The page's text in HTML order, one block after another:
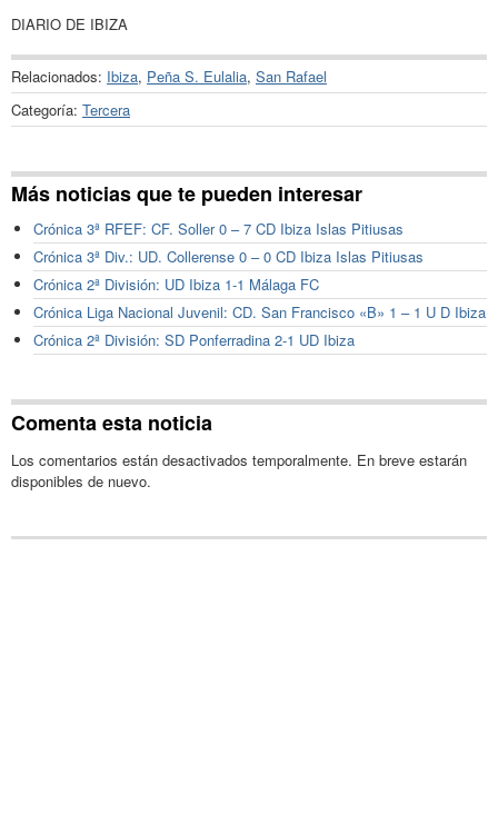
DIARIO DE IBIZA
Relacionados: Ibiza, Peña S. Eulalia, San Rafael
Categoría: Tercera
Más noticias que te pueden interesar
Crónica 3ª RFEF: CF. Soller 0 – 7 CD Ibiza Islas Pitiusas
Crónica 3ª Div.: UD. Collerense 0 – 0 CD Ibiza Islas Pitiusas
Crónica 2ª División: UD Ibiza 1-1 Málaga FC
Crónica Liga Nacional Juvenil: CD. San Francisco «B» 1 – 1 U D Ibiza
Crónica 2ª División: SD Ponferradina 2-1 UD Ibiza
Comenta esta noticia
Los comentarios están desactivados temporalmente. En breve estarán
disponibles de nuevo.